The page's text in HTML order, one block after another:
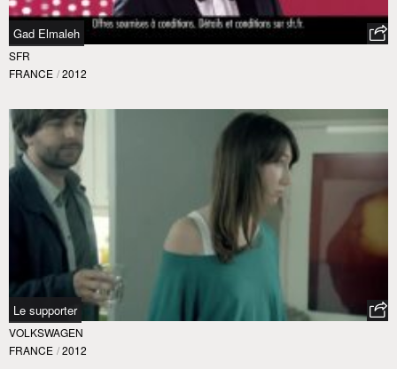
Gad Elmaleh
SFR
FRANCE / 2012
Le supporter
VOLKSWAGEN
FRANCE / 2012